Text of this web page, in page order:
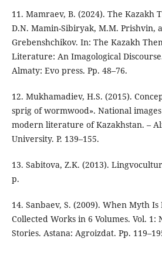
11. Mamraev, B. (2024). The Kazakh
D.N. Mamin-Sibiryak, M.M. Prishvin,
Grebenshchikov. In: The Kazakh
Literature: An Imagological
Almaty: Evo press. Рp. 48–76.
12. Mukhamadiev, H.S. (2015).
sprig of wormwood». National
modern literature of Kazakhstan. –
University. P. 139–155.
13. Sabitova, Z.K. (2013).
p.
14. Sanbaev, S. (2009). When Myth Is
Collected Works in 6 Volumes. Vol. 1:
Stories. Astana: Agroizdat. Рp.